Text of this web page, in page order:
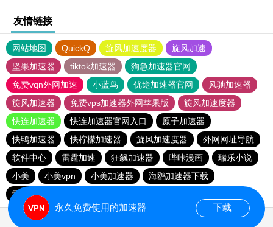
友情链接
网站地图 QuickQ 旋风加速度器
旋风加速
坚果加速器
tiktok加速器
狗急加速器官网
免费vqn外网加速
小蓝鸟 优途加速器官网
风驰加速器
旋风加速器
免费vps加速器外网苹果版
旋风加速度器
快连加速器
快连加速器官网入口
原子加速器
快鸭加速器
快柠檬加速器 旋风加速度器
外网网址导航
软件中心
雷霆加速 狂飙加速器 哔咔漫画
瑞乐小说
小美
小美vpn 小美加速器
海鸥加速器下载
雷霆加速版ins
永久免费使用的加速器 下载